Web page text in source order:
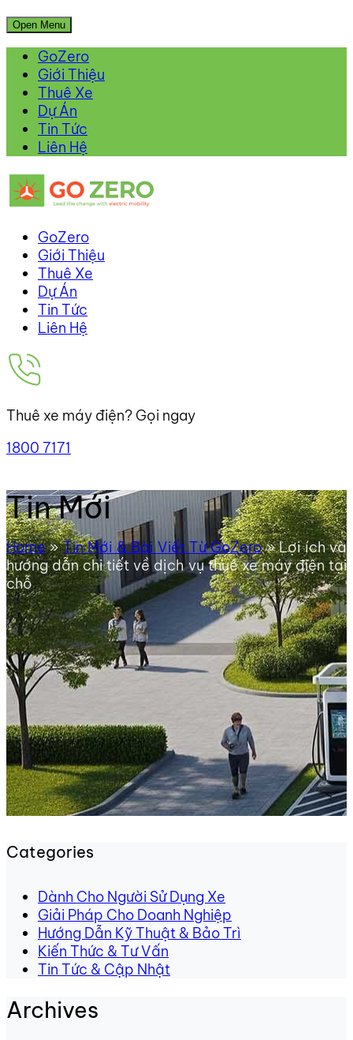
Open Menu
GoZero
Giới Thiệu
Thuê Xe
Dự Án
Tin Tức
Liên Hệ
GoZero
Giới Thiệu
Thuê Xe
Dự Án
Tin Tức
Liên Hệ
Thuê xe máy điện? Gọi ngay
1800 7171
Tin Mới
Home»Tin Mới & Bài Viết Từ GoZero»Lợi ích và
hướng dẫn chi tiết về dịch vụ thuê xe máy điện tại
chỗ
Categories
Dành Cho Người Sử Dụng Xe
Giải Pháp Cho Doanh Nghiệp
Hướng Dẫn Kỹ Thuật & Bảo Trì
Kiến Thức & Tư Vấn
Tin Tức & Cập Nhật
Archives